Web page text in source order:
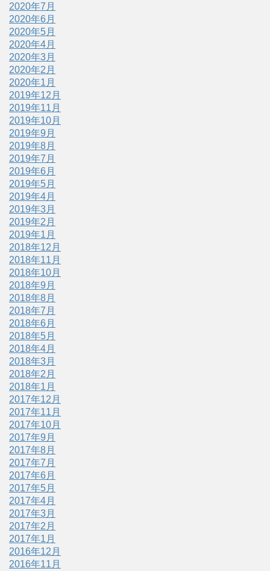
2020年7月
2020年6月
2020年5月
2020年4月
2020年3月
2020年2月
2020年1月
2019年12月
2019年11月
2019年10月
2019年9月
2019年8月
2019年7月
2019年6月
2019年5月
2019年4月
2019年3月
2019年2月
2019年1月
2018年12月
2018年11月
2018年10月
2018年9月
2018年8月
2018年7月
2018年6月
2018年5月
2018年4月
2018年3月
2018年2月
2018年1月
2017年12月
2017年11月
2017年10月
2017年9月
2017年8月
2017年7月
2017年6月
2017年5月
2017年4月
2017年3月
2017年2月
2017年1月
2016年12月
2016年11月